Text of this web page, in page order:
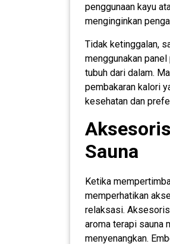
penggunaan kayu
menginginkan
Tidak ketinggalan,
menggunakan
tubuh dari dalam.
pembakaran kalori
kesehatan dan
Sauna
Ketika
memperhatikan
relaksasi.
aroma terapi sauna
menyenangkan.